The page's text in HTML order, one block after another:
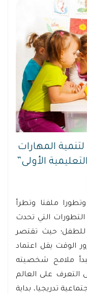
المهارات
الأولى”
ملفتا وتطرأ
التي تحدث
للطفل؛ حيث تقتصر
الوقت يقل اعتماد
ملامح شخصيته
التعرف على العالم
تدريجيا، بداية